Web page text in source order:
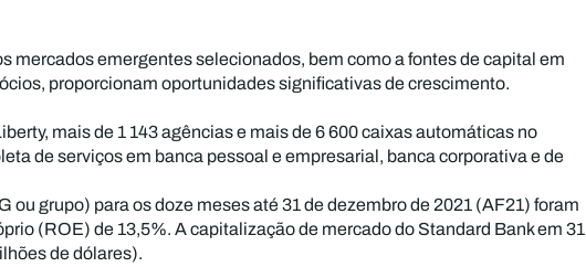
mercados emergentes selecionados, bem como a fontes de capital em
proporcionam oportunidades significativas de crescimento.
mais de 1 143 agências e mais de 6 600 caixas automáticas no
de serviços em banca pessoal e empresarial, banca corporativa e de
grupo) para os doze meses até 31 de dezembro de 2021 (AF21) foram
(ROE) de 13,5%. A capitalização de mercado do Standard Bank em 31
de dólares).